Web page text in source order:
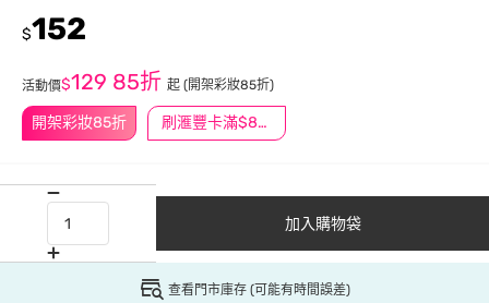
開架彩妝85折 刷滙豐卡滿$888送3萬點
$152
活動價$129 85折 起 (開架彩妝85折)
加入購物袋
查看門市庫存 (可能有時間誤差)